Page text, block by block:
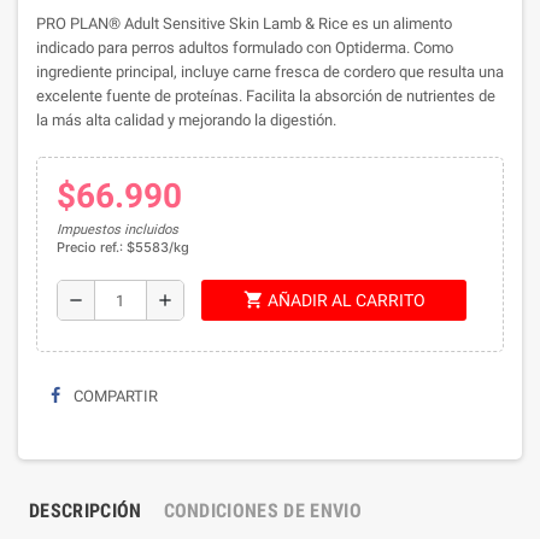
PRO PLAN® Adult Sensitive Skin Lamb & Rice es un alimento
indicado para perros adultos formulado con Optiderma. Como
ingrediente principal, incluye carne fresca de cordero que resulta una
excelente fuente de proteínas. Facilita la absorción de nutrientes de
la más alta calidad y mejorando la digestión.
$66.990
Impuestos incluidos
Precio ref.: $5583/kg
remove add shopping_cart AÑADIR AL CARRITO
COMPARTIR
DESCRIPCIÓN CONDICIONES DE ENVIO